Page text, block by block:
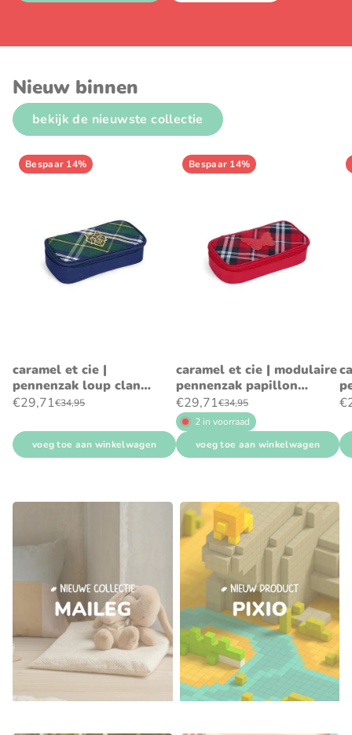
Nieuw binnen
bekijk de nieuwste collectie
Bespaar 14%
caramel et cie |
pennenzak loup clan
tartan
€29,71€34,95
voeg toe aan winkelwagen
Bespaar 14%
caramel et cie | modulaire
pennenzak papillon
tartan rouge
€29,71€34,95
2 in voorraad
voeg toe aan winkelwagen